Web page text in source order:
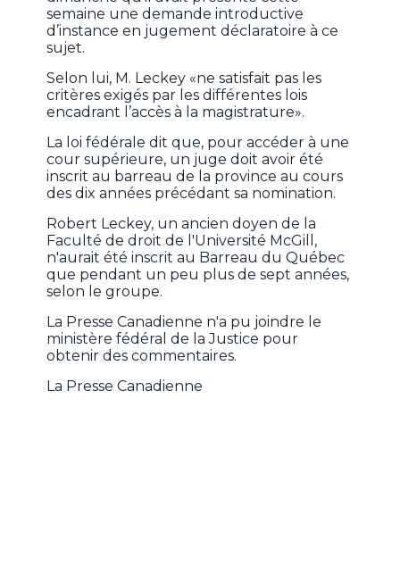
semaine une demande introductive
d’instance en jugement déclaratoire à ce
sujet.
Selon lui, M. Leckey «ne satisfait pas les
critères exigés par les différentes lois
encadrant l’accès à la magistrature».
La loi fédérale dit que, pour accéder à une
cour supérieure, un juge doit avoir été
inscrit au barreau de la province au cours
des dix années précédant sa nomination.
Robert Leckey, un ancien doyen de la
Faculté de droit de l'Université McGill,
n'aurait été inscrit au Barreau du Québec
que pendant un peu plus de sept années,
selon le groupe.
La Presse Canadienne n'a pu joindre le
ministère fédéral de la Justice pour
obtenir des commentaires.
La Presse Canadienne